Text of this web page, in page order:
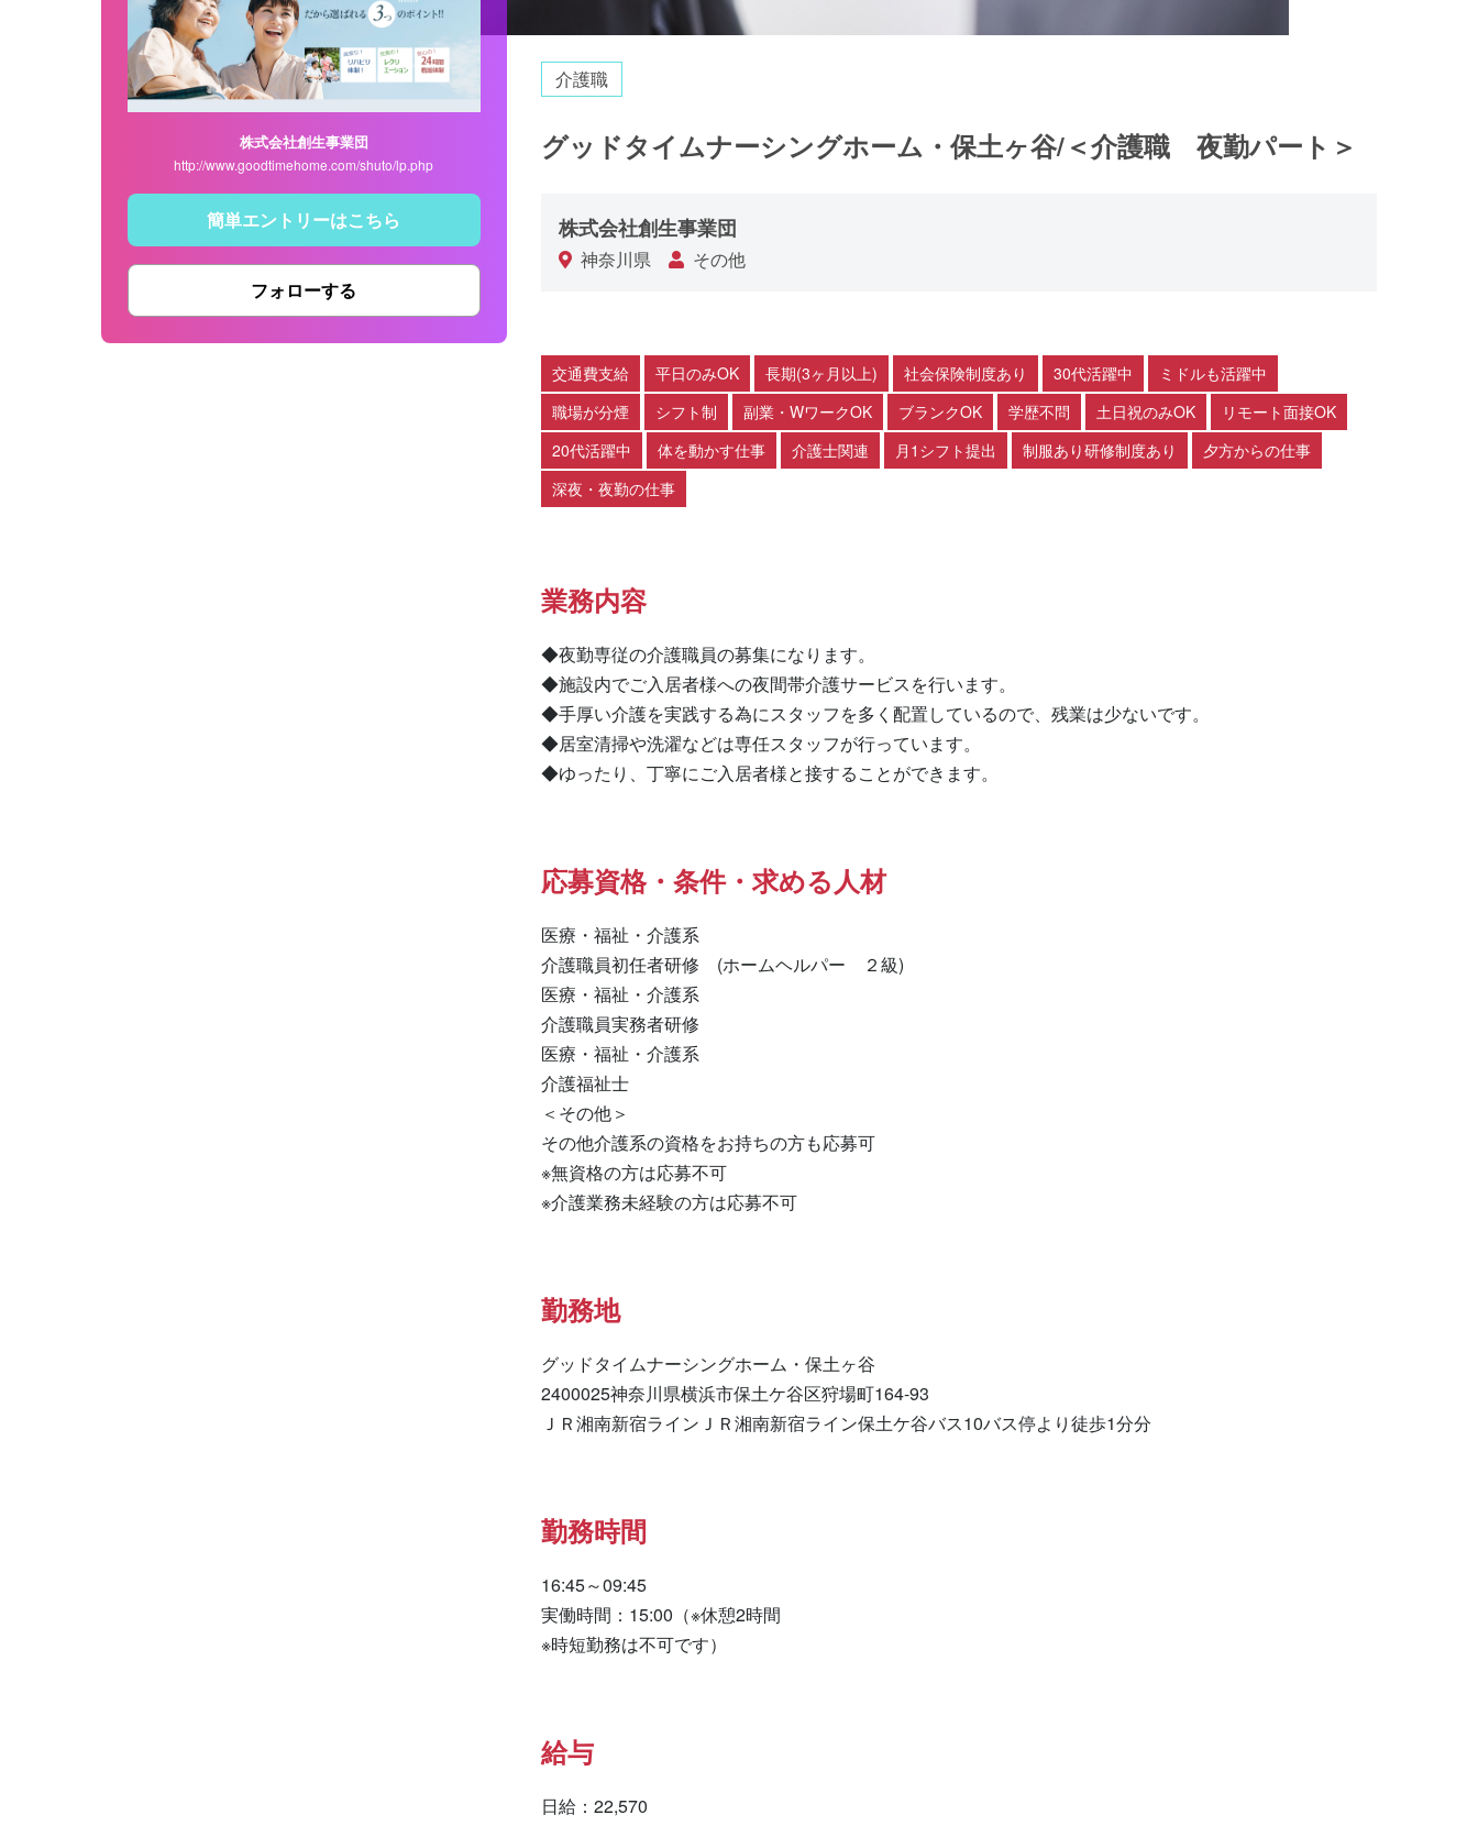
株式会社創生事業団
http://www.goodtimehome.com/shuto/lp.php
簡単エントリーはこちら
フォローする
介護職
グッドタイムナーシングホーム・保土ヶ谷/＜介護職 夜勤パート＞
株式会社創生事業団
神奈川県 その他
交通費支給 平日のみOK 長期(3ヶ月以上) 社会保険制度あり 30代活躍中
ミドルも活躍中
職場が分煙
シフト制 副業・WワークOK ブランクOK 学歴不問 土日祝のみOK
リモート面接OK
20代活躍中
体を動かす仕事 介護士関連 月1シフト提出 制服あり研修制度あり
夕方からの仕事
深夜・夜勤の仕事
業務内容
◆夜勤専従の介護職員の募集になります。
◆施設内でご入居者様への夜間帯介護サービスを行います。
◆手厚い介護を実践する為にスタッフを多く配置しているので、残業は少ないです。
◆居室清掃や洗濯などは専任スタッフが行っています。
◆ゆったり、丁寧にご入居者様と接することができます。
応募資格・条件・求める人材
医療・福祉・介護系
介護職員初任者研修　(ホームヘルパー　２級)
医療・福祉・介護系
介護職員実務者研修
医療・福祉・介護系
介護福祉士
＜その他＞
その他介護系の資格をお持ちの方も応募可
※無資格の方は応募不可
※介護業務未経験の方は応募不可
勤務地
グッドタイムナーシングホーム・保土ヶ谷
2400025神奈川県横浜市保土ケ谷区狩場町164-93
ＪＲ湘南新宿ラインＪＲ湘南新宿ライン保土ケ谷バス10バス停より徒歩1分分
勤務時間
16:45～09:45
実働時間：15:00（※休憩2時間
※時短勤務は不可です）
給与
日給：22,570